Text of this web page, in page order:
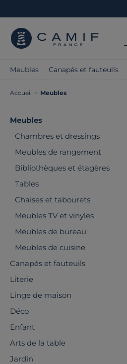
Meubles Canapés et fauteuils
Accueil > Meubles
Meubles
Chambres et dressings
Meubles de rangement
Bibliothèques et étagères
Tables
Chaises et tabourets
Meubles TV et vinyles
Meubles de bureau
Meubles de cuisine
Canapés et fauteuils
Literie
Linge de maison
Déco
Enfant
Arts de la table
Jardin